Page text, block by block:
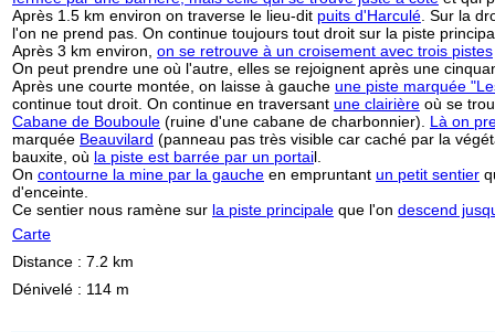
Après 1.5 km environ on traverse le lieu-dit puits d'Harculé . Sur la
l'on ne prend pas. On continue toujours tout droit sur la piste
Après 3 km environ, on se retrouve à un croisement avec trois pistes
On peut prendre une où l'autre, elles se rejoignent après une
Après une courte montée, on laisse à gauche une piste marquée
continue tout droit. On continue en traversant une clairière où se
Cabane de Bouboule (ruine d'une cabane de charbonnier). Là on
marquée Beauvilard (panneau pas très visible car caché par la
bauxite, où la piste est barrée par un portail.
On contourne la mine par la gauche en empruntant un petit sentier
d'enceinte.
Ce sentier nous ramène sur la piste principale que l'on descend
Carte
Distance : 7.2 km
Dénivelé : 114 m